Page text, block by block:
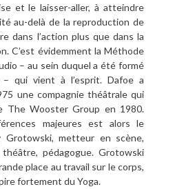
et le laisser-aller, à atteindre
au-delà de la reproduction de
dans l’action plus que dans la
C’est évidemment la Méthode
– au sein duquel a été formé
– qui vient à l’esprit. Dafoe a
une compagnie théâtrale qui
The Wooster Group en 1980.
majeures est alors le
Grotowski, metteur en scène,
pédagogue. Grotowski
place au travail sur le corps,
fortement du Yoga.